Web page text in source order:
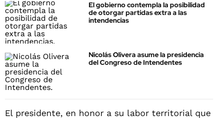
El gobierno contempla la posibilidad
de otorgar partidas extra a las
intendencias
Nicolás Olivera asume la presidencia
del Congreso de Intendentes
El presidente, en honor a su labor territorial que